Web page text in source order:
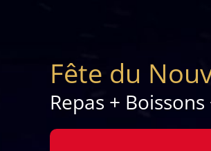
Fête du
Repas +